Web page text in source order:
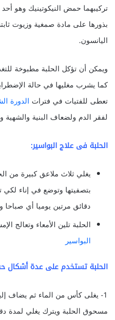
تركيبهما حمض النيكوتينيك وهو
بذورها على مادة صمغية وزيوت
اليانسون.
ويمكن أن تؤكل الحلبة مطبوخة
كما يشرب مغليها في حالة
تعطى للفتيات في فترات الدورة
لفقر الدم ولضعاف البنية والشهية
الحلبة فى علاج البواسير:
يغلي ثلاث ملاعق كبيرة من
بتصفيتها وتوضع في إناء
دقائق مرتين يوميا أي صباحا
الحلبة تلين الأمعاء وتعالج
البواسير
الحلبة تستخدم على عدة أشكال
مسحوق الحلبة ويترك يغلي لمدة